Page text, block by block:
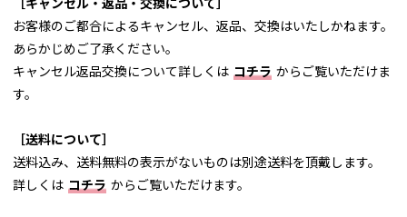
お客様のご都合によるキャンセル、返品、交換はいたしかねます。
あらかじめご了承ください。
キャンセル返品交換について詳しくは コチラ からご覧いただけま
す。
［送料について］
送料込み、送料無料の表示がないものは別途送料を頂戴します。
詳しくは コチラ からご覧いただけます。